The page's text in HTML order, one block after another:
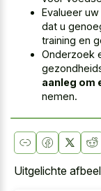
Evalueer
dat u
training en
Onderzoek
aanleg om
nemen.
Uitgelichte